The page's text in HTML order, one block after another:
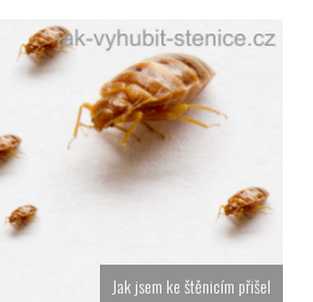
Jak jsem ke štěnicím přišel